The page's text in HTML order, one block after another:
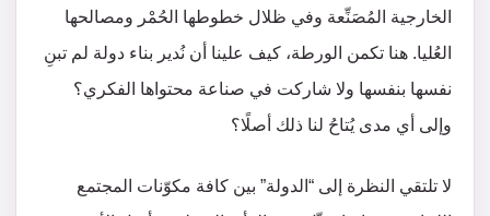
الخارجية المُصَنِّعة وفي ظلال خطوطها الحُمْر ومصالحها
العُليا. هنا تكمن الورطة، كيف علينا أن نُدير بناء دولة لم تبنِ
نفسها بنفسها ولا شاركت في صناعة محتواها الفكري؟
وإلى أي مدى يُتاحُ لنا ذلك أصلًا؟
لا تلتقي النظرة إلى “الدولة” بين كافة مكوّنات المجتمع